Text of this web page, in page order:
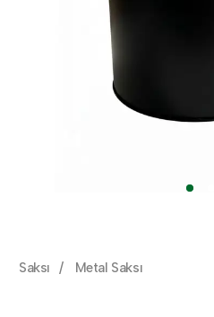
Saksı / Metal Saksı